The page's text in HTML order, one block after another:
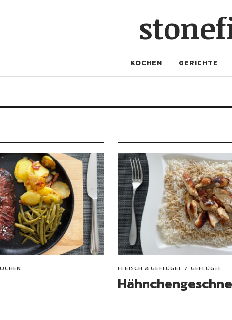
KOCHEN GERICHTE
FLEISCH & GEFLÜGEL GEFLÜGEL